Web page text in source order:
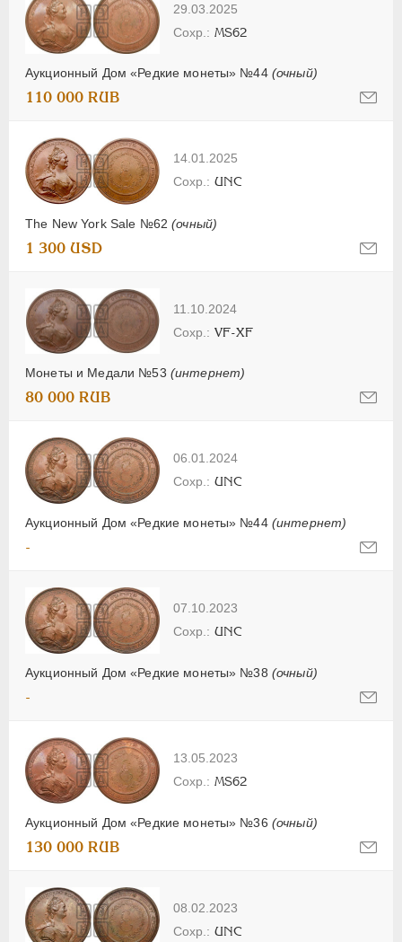
29.03.2025
Аукционный Дом «Редкие монеты» №44 (очный)
MS62
110 000 RUB
14.01.2025
The New York Sale №62(очный)
UNC
1 300 USD
11.10.2024
Монеты и Медали №53 (интернет)
VF-XF
80 000 RUB
06.01.2024
Аукционный Дом «Редкие монеты» №44 (интернет)
UNC
-
07.10.2023
Аукционный Дом «Редкие монеты» №38 (очный)
UNC
-
13.05.2023
Аукционный Дом «Редкие монеты» №36 (очный)
MS62
130 000 RUB
08.02.2023
UNC